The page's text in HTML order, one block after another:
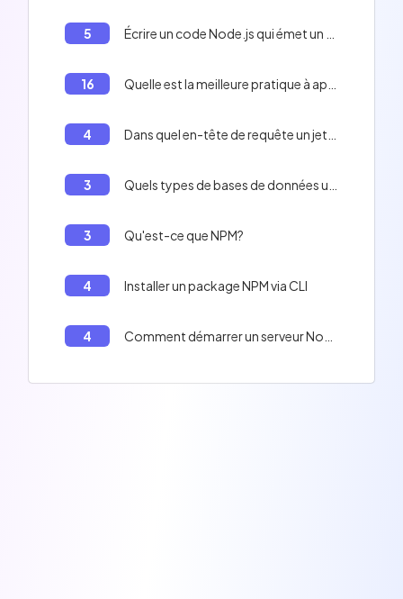
5
16
4
3
3 Qu'est-ce que NPM?
4 Installer un package NPM via CLI
4